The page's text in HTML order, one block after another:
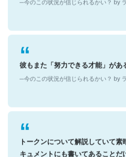
彼もまた「努力できる才能」があ
トークンについて解説していて
キュメントにも書いてあることだ